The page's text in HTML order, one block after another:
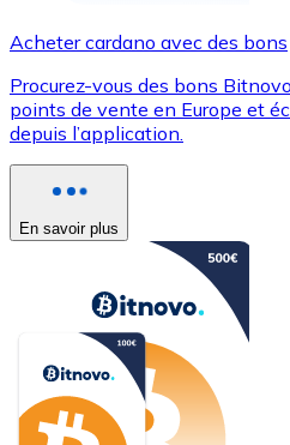
Acheter cardano avec des bons
Procurez-vous des bons
points de vente en Europe et
depuis l’application.
En savoir plus